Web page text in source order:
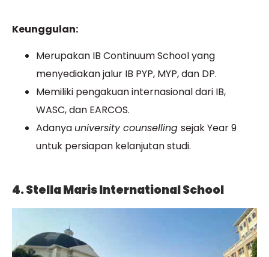
Keunggulan:
Merupakan IB Continuum School yang
menyediakan jalur IB PYP, MYP, dan DP.
Memiliki pengakuan internasional dari IB,
WASC, dan EARCOS.
Adanya university counselling sejak Year 9
untuk persiapan kelanjutan studi.
4. Stella Maris International School